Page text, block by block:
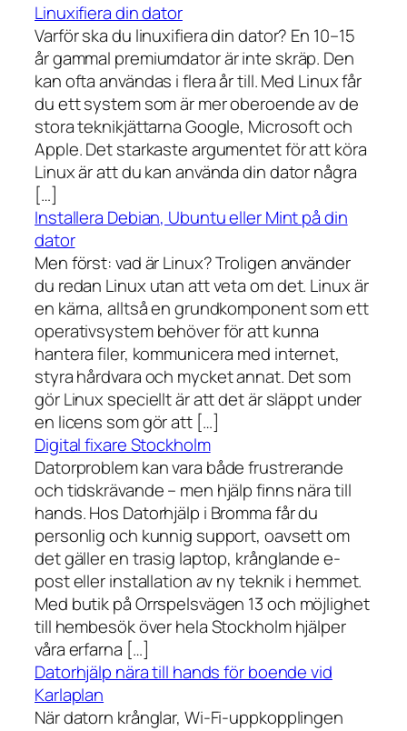
Linuxifiera din dator
Varför ska du linuxifiera din dator? En 10–15
år gammal premiumdator är inte skräp. Den
kan ofta användas i flera år till. Med Linux får
du ett system som är mer oberoende av de
stora teknikjättarna Google, Microsoft och
Apple. Det starkaste argumentet för att köra
Linux är att du kan använda din dator några
[…]
Installera Debian, Ubuntu eller Mint på din
dator
Men först: vad är Linux? Troligen använder
du redan Linux utan att veta om det. Linux är
en kärna, alltså en grundkomponent som ett
operativsystem behöver för att kunna
hantera filer, kommunicera med internet,
styra hårdvara och mycket annat. Det som
gör Linux speciellt är att det är släppt under
en licens som gör att […]
Digital fixare Stockholm
Datorproblem kan vara både frustrerande
och tidskrävande – men hjälp finns nära till
hands. Hos Datorhjälp i Bromma får du
personlig och kunnig support, oavsett om
det gäller en trasig laptop, krånglande e-
post eller installation av ny teknik i hemmet.
Med butik på Orrspelsvägen 13 och möjlighet
till hembesök över hela Stockholm hjälper
våra erfarna […]
Datorhjälp nära till hands för boende vid
Karlaplan
När datorn krånglar, Wi-Fi-uppkopplingen